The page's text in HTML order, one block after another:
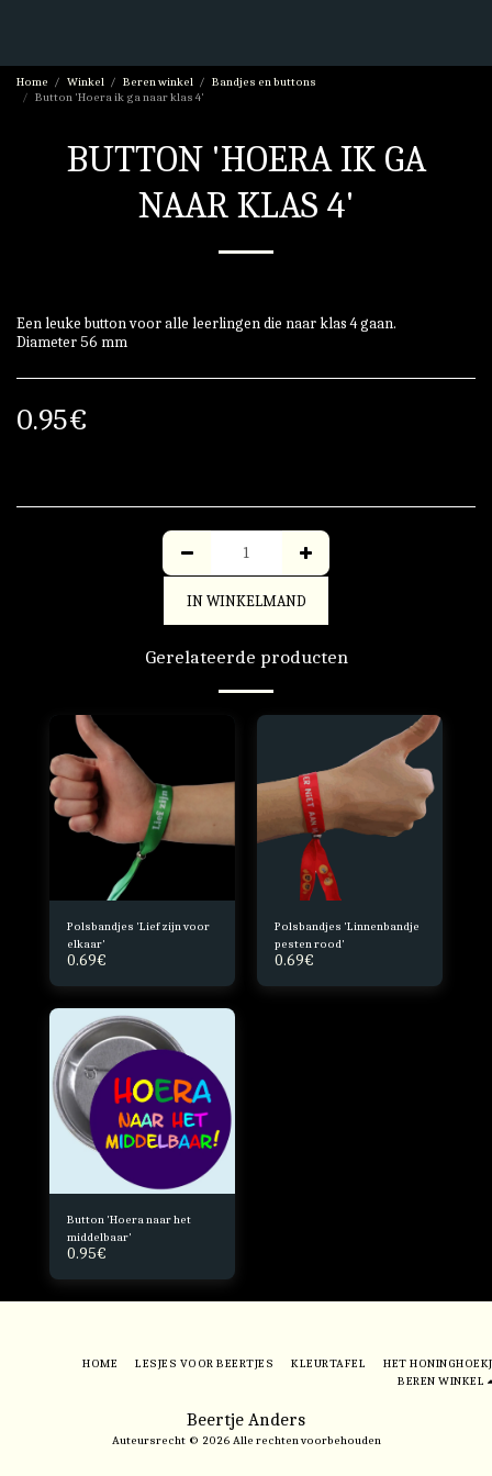
Home Winkel Beren winkel
Bandjes en buttons
Button 'Hoera ik ga naar klas 4'
BUTTON 'HOERA IK GA
NAAR KLAS 4'
Een leuke button voor alle leerlingen die naar klas 4 gaan.
Diameter 56 mm
0.95€
IN WINKELMAND
Gerelateerde producten
Polsbandjes 'Lief zijn voor
elkaar'
0.69€
Polsbandjes 'Linnenbandje
pesten rood'
0.69€
Button 'Hoera naar het
middelbaar'
0.95€
Beertje Anders
Auteursrecht © 2026 Alle rechten voorbehouden
HOME LESJES VOOR BEERTJES KLEURTAFEL
HET
BEREN WINKEL